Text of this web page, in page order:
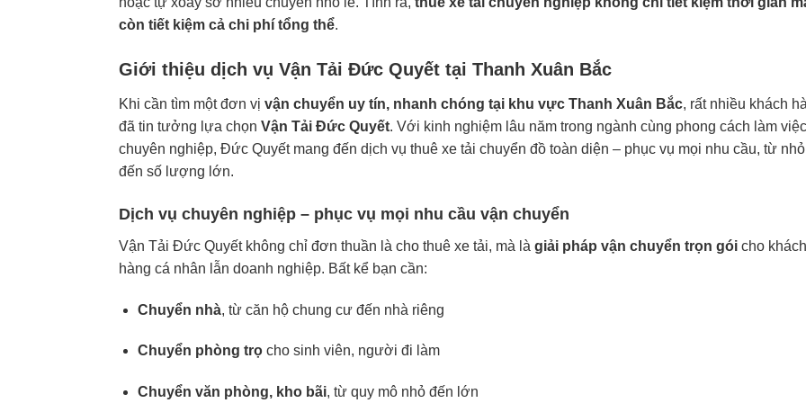
còn tiết kiệm cả chi phí tổng thể.
Giới thiệu dịch vụ Vận Tải Đức Quyết tại Thanh Xuân Bắc
Khi cần tìm một đơn vị vận chuyển uy tín, nhanh chóng tại khu vực Thanh Xuân Bắc, rất nhiều khách
đã tin tưởng lựa chọn Vận Tải Đức Quyết. Với kinh nghiệm lâu năm trong ngành cùng phong cách làm việc
chuyên nghiệp, Đức Quyết mang đến dịch vụ thuê xe tải chuyển đồ toàn diện – phục vụ mọi nhu cầu, từ
đến số lượng lớn.
Dịch vụ chuyên nghiệp – phục vụ mọi nhu cầu vận chuyển
Vận Tải Đức Quyết không chỉ đơn thuần là cho thuê xe tải, mà là giải pháp vận chuyển trọn gói cho khách
hàng cá nhân lẫn doanh nghiệp. Bất kể bạn cần:
Chuyển nhà, từ căn hộ chung cư đến nhà riêng
Chuyển phòng trọcho sinh viên, người đi làm
Chuyển văn phòng, kho bãi, từ quy mô nhỏ đến lớn